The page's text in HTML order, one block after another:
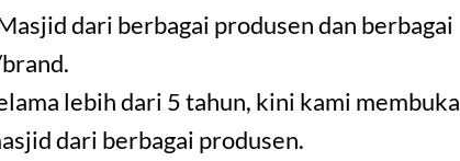
dari berbagai produsen dan berbagai
lebih dari 5 tahun, kini kami membuka
dari berbagai produsen.